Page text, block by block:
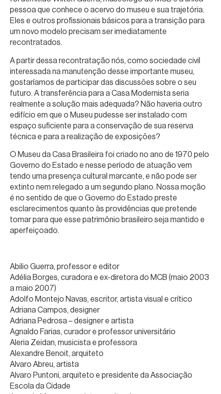
pessoa que conhece o acervo do museu e sua trajetória.
Eles e outros profissionais básicos para a transição para
um novo modelo precisam ser imediatamente
recontratados.
A partir dessa recontratação nós, como sociedade civil
interessada na manutenção desse importante museu,
gostaríamos de participar das discussões sobre o seu
futuro. A transferência para a Casa Modernista seria
realmente a solução mais adequada? Não haveria outro
edifício em que o Museu pudesse ser instalado com
espaço suficiente para a conservação de sua reserva
técnica e para a realização de exposições?
O Museu da Casa Brasileira foi criado no ano de 1970 pelo
Governo do Estado e nesse período de atuação vem
tendo uma presença cultural marcante, e não pode ser
extinto nem relegado a um segundo plano. Nossa moção
é no sentido de que o Governo do Estado preste
esclarecimentos quanto às providências que pretende
tomar para que esse patrimônio brasileiro seja mantido e
aperfeiçoado.
Abilio Guerra, professor e editor
Adélia Borges, curadora e ex-diretora do MCB (maio 2003
a maio 2007)
Adolfo Montejo Navas, escritor, artista visual e crítico
Adriana Campos, designer
Adriana Pedrosa – designer e artista
Agnaldo Farias, curador e professor universitário
Aleria Zeidan, musicista e professora
Alexandre Benoit, arquiteto
Alvaro Abreu, artista
Alvaro Puntoni, arquiteto e presidente da Associação
Escola da Cidade